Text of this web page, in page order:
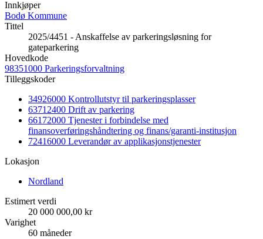
Innkjøper
Bodø Kommune
Tittel
2025/4451 - Anskaffelse av parkeringsløsning for
gateparkering
Hovedkode
98351000 Parkeringsforvaltning
Tilleggskoder
34926000 Kontrollutstyr til parkeringsplasser
63712400 Drift av parkering
66172000 Tjenester i forbindelse med
finansoverføringshåndtering og finans/garanti-institusjon
72416000 Leverandør av applikasjonstjenester
Lokasjon
Nordland
Estimert verdi
20 000 000,00 kr
Varighet
60 måneder